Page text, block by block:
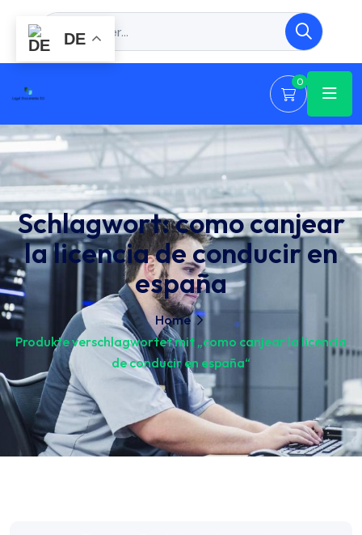
0
Schlagwort:como canjear
la licencia de conducir en
españa
Home
Produkte verschlagwortet mit „como canjear la licencia
de conducir en españa“
DE